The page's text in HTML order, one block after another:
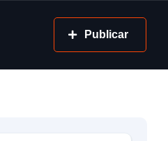
Publicar